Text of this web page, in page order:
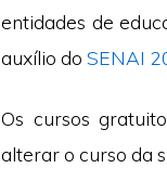
entidades de
auxílio doSENAI
Os cursos
alterar o curso da